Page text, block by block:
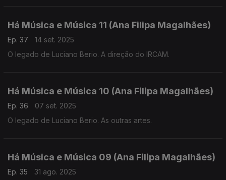
Há Música e Música 11 (Ana Filipa Magalhães)
Ep. 37
14 set. 2025
O legado de Luciano Berio. A direção do IRCAM.
Há Música e Música 10 (Ana Filipa Magalhães)
Ep. 36
07 set. 2025
O legado de Luciano Berio. As outras artes.
Há Música e Música 09 (Ana Filipa Magalhães)
Ep. 35
31 ago. 2025